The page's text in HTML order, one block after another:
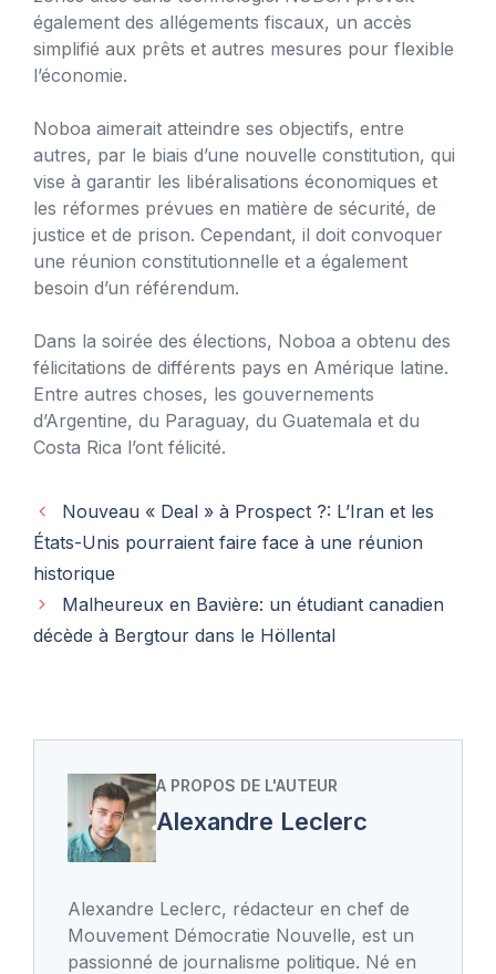
également des allégements fiscaux, un accès
simplifié aux prêts et autres mesures pour flexible
l’économie.
Noboa aimerait atteindre ses objectifs, entre
autres, par le biais d’une nouvelle constitution, qui
vise à garantir les libéralisations économiques et
les réformes prévues en matière de sécurité, de
justice et de prison. Cependant, il doit convoquer
une réunion constitutionnelle et a également
besoin d’un référendum.
Dans la soirée des élections, Noboa a obtenu des
félicitations de différents pays en Amérique latine.
Entre autres choses, les gouvernements
d’Argentine, du Paraguay, du Guatemala et du
Costa Rica l’ont félicité.
Nouveau « Deal » à Prospect ?: L’Iran et les
États-Unis pourraient faire face à une réunion
historique
Malheureux en Bavière: un étudiant canadien
décède à Bergtour dans le Höllental
A PROPOS DE L'AUTEUR
Alexandre Leclerc
Alexandre Leclerc, rédacteur en chef de
Mouvement Démocratie Nouvelle, est un
passionné de journalisme politique. Né en